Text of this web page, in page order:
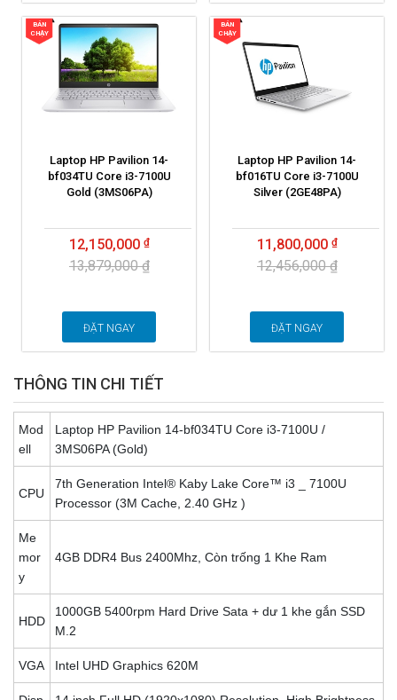
BÁN
CHẠY
Laptop HP Pavilion 14-
bf034TU Core i3-7100U
Gold (3MS06PA)
12,150,000
13,879,000 ₫
ĐẶT NGAY
BÁN
CHẠY
Laptop HP Pavilion 14-
bf016TU Core i3-7100U
Silver (2GE48PA)
11,800,000
12,456,000 ₫
ĐẶT NGAY
THÔNG TIN CHI TIẾT
Mod
ell
Laptop HP Pavilion 14-bf034TU Core i3-7100U /
3MS06PA (Gold)
CPU
7th Generation Intel® Kaby Lake Core™ i3 _ 7100U
Processor (3M Cache, 2.40 GHz )
Me
mor
y
4GB DDR4 Bus 2400Mhz, Còn trống 1 Khe Ram
HDD
1000GB 5400rpm Hard Drive Sata + dư 1 khe gắn SSD
M.2
VGA Intel UHD Graphics 620M